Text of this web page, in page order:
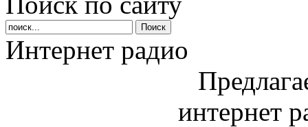
Интернет радио
интернет